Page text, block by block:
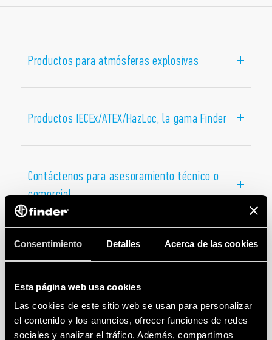
Consentimiento Detalles Acerca de las cookies
Esta página web usa cookies
Las cookies de este sitio web se usan para personalizar
el contenido y los anuncios, ofrecer funciones de redes
sociales y analizar el tráfico. Además, compartimos
Productos para atmósferas explosivas
pueden utilizar en lugares como plantas químicas,
de refrigeracióny aire acondicionado. El uso de
estos dispositivos aumenta el nivel de seguridad en
los sistemas de automatización expuestos a
Productos IECEx/ATEX/HazLoc, la gama Finder
Contáctenos para asesoramiento técnico o
comercial